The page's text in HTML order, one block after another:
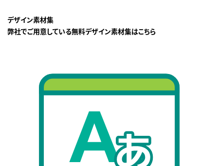
デザイン素材集
弊社でご用意している無料デザイン素材集はこちら